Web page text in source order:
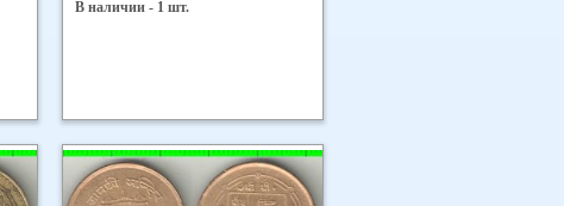
В наличии - 1 шт.